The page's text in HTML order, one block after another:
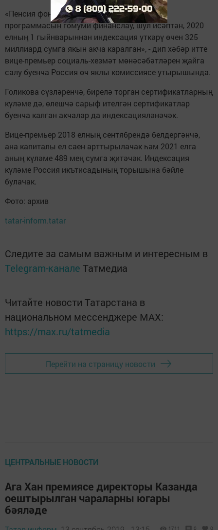
«Пенсия фонды бюджетында ана капиталы
программасын гомуми финанслау, шул исәптән, 2020
елның 1 гыйнварыннан индексация үткәрү өчен 325
миллиард сумга якын акча каралган», - дип хәбәр итте
вице-премьер социаль-хезмәт мөнәсәбәтләрен җайга
салу буенча Россия өч яклы комиссиясе утырышында.
Голикова сүзләренчә, бирелә торган сертификатларның
күләме дә, өлешчә сарыф ителгән сертификатлар
буенча калган акчалар да индексацияләнәчәк.
Вице-премьер 2018 елның сентябрендә белдергәнчә,
ана капиталы ел саен арттырылачак һәм 2021 елга
аның күләме 489 мең сумга җитәчәк. Индексация
күләме Россия икътисадының торышына бәйле
булачак.
Фото: архив
tatar-inform.tatar
Следите за самым важным и интересным в
Telegram-канале Татмедиа
Читайте новости Татарстана в
национальном мессенджере MАХ:
https://max.ru/tatmedia
Перейти на страницу новости
ЦЕНТРАЛЬНЫЕ НОВОСТИ
Ага Хан премиясе директоры Казанда
оештырылган чараларны югары
бәяләде
1711 0 0